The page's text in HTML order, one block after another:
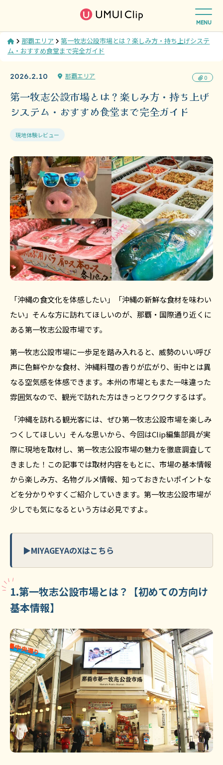
MENU
Home
那覇エリア
第一牧志公設市場とは？楽しみ方・持ち上げシステ
ム・おすすめ食堂まで完全ガイド
2026.2.10 那覇エリア 0
第一牧志公設市場とは？楽しみ方・持ち上げ
システム・おすすめ食堂まで完全ガイド
現地体験レビュー
「沖縄の食文化を体感したい」「沖縄の新鮮な食材を味わい
たい」そんな方に訪れてほしいのが、那覇・国際通り近くに
ある第一牧志公設市場です。
第一牧志公設市場に一歩足を踏み入れると、威勢のいい呼び
声に色鮮やかな食材、沖縄料理の香りが広がり、街中とは異
なる空気感を体感できます。本州の市場ともまた一味違った
雰囲気なので、観光で訪れた方はきっとワクワクするはず。
「沖縄を訪れる観光客には、ぜひ第一牧志公設市場を楽しみ
つくしてほしい」そんな思いから、今回はClip編集部員が実
際に現地を取材し、第一牧志公設市場の魅力を徹底調査して
きました！この記事では取材内容をもとに、市場の基本情報
から楽しみ方、名物グルメ情報、知っておきたいポイントな
どを分かりやすくご紹介していきます。第一牧志公設市場が
少しでも気になるという方は必見ですよ。
▶MIYAGEYAのXはこちら
1.第一牧志公設市場とは？【初めての方向け
基本情報】